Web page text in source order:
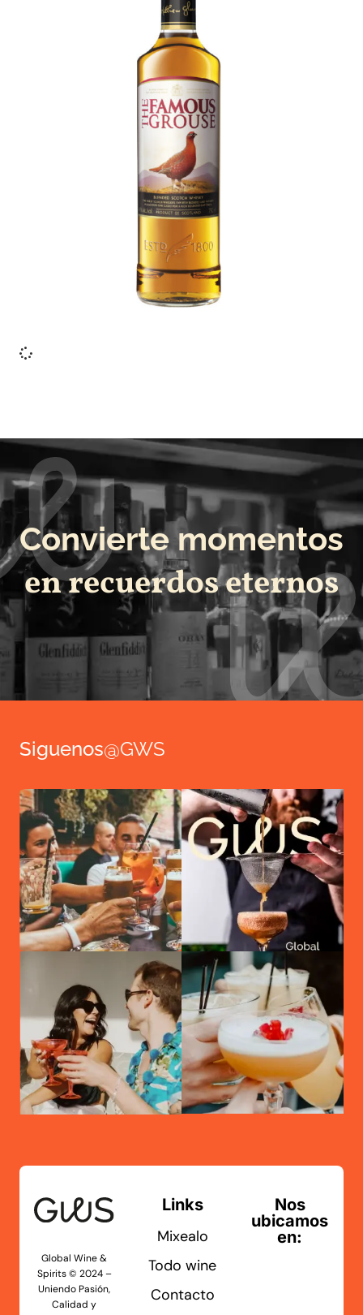
Ver más
Convierte momentos
en recuerdos eternos
Siguenos@GWS
Global Wine &
Spirits © 2024 –
Uniendo Pasión,
Calidad y
Links
Mixealo
Todo wine
Contacto
Nos
ubicamos
en: